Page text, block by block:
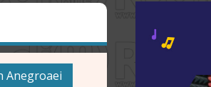
Anegroaei